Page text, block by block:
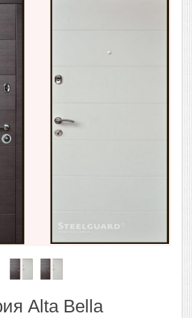
Alta Bella